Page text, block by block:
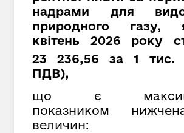
надрами для
природного
квітень 2026 року
23 236,56 за 1
ПДВ),
що є
показником
величин: